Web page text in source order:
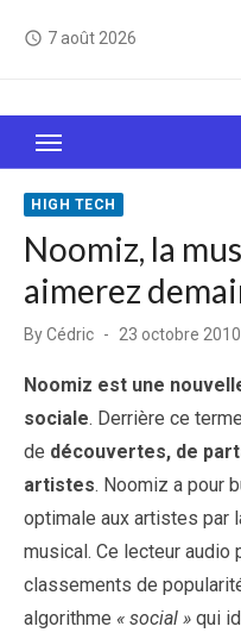
access_time 7 août 2026
Le Web, c'est
sait jamais
HIGH TECH
Noomiz, la
aimerez
ByCédric
Posted
23 octobre 2010
Noomiz est une
sociale. Derrière ce
de découvertes, de
artistes. Noomiz a pour
optimale aux artistes par
musical. Ce lecteur audio
classements de
algorithme « social » qui